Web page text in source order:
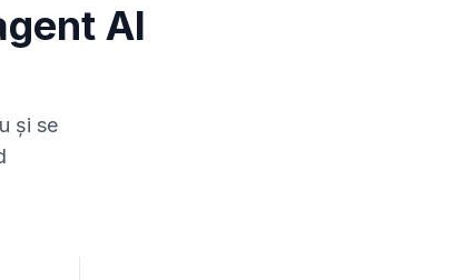
AI
și se